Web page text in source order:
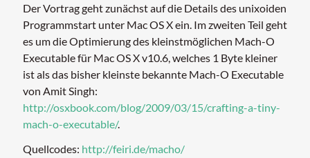
Der Vortrag geht zunächst auf die Details des unixoiden
Programmstart unter Mac OS X ein. Im zweiten Teil geht
es um die Optimierung des kleinstmöglichen Mach-O
Executable für Mac OS X v10.6, welches 1 Byte kleiner
ist als das bisher kleinste bekannte Mach-O Executable
von Amit Singh:
http://osxbook.com/blog/2009/03/15/crafting-a-tiny-
mach-o-executable/.
Quellcodes: http://feiri.de/macho/